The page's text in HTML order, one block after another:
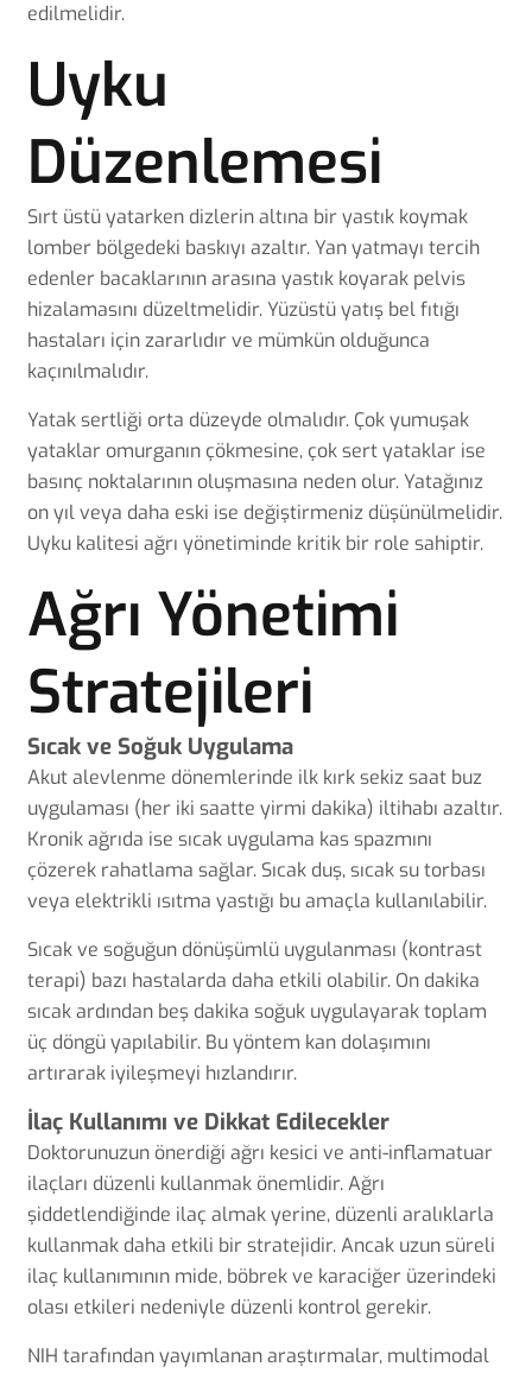
edilmelidir.
Uyku
Düzenlemesi
Sırt üstü yatarken dizlerin altına bir yastık koymak
lomber bölgedeki baskıyı azaltır. Yan yatmayı tercih
edenler bacaklarının arasına yastık koyarak pelvis
hizalamasını düzeltmelidir. Yüzüstü yatış bel fıtığı
hastaları için zararlıdır ve mümkün olduğunca
kaçınılmalıdır.
Yatak sertliği orta düzeyde olmalıdır. Çok yumuşak
yataklar omurganın çökmesine, çok sert yataklar ise
basınç noktalarının oluşmasına neden olur. Yatağınız
on yıl veya daha eski ise değiştirmeniz düşünülmelidir.
Uyku kalitesi ağrı yönetiminde kritik bir role sahiptir.
Ağrı Yönetimi
Stratejileri
Sıcak ve Soğuk Uygulama
Akut alevlenme dönemlerinde ilk kırk sekiz saat buz
uygulaması (her iki saatte yirmi dakika) iltihabı azaltır.
Kronik ağrıda ise sıcak uygulama kas spazmını
çözerek rahatlama sağlar. Sıcak duş, sıcak su torbası
veya elektrikli ısıtma yastığı bu amaçla kullanılabilir.
Sıcak ve soğuğun dönüşümlü uygulanması (kontrast
terapi) bazı hastalarda daha etkili olabilir. On dakika
sıcak ardından beş dakika soğuk uygulayarak toplam
üç döngü yapılabilir. Bu yöntem kan dolaşımını
artırarak iyileşmeyi hızlandırır.
İlaç Kullanımı ve Dikkat Edilecekler
Doktorunuzun önerdiği ağrı kesici ve anti-inflamatuar
ilaçları düzenli kullanmak önemlidir. Ağrı
şiddetlendiğinde ilaç almak yerine, düzenli aralıklarla
kullanmak daha etkili bir stratejidir. Ancak uzun süreli
ilaç kullanımının mide, böbrek ve karaciğer üzerindeki
olası etkileri nedeniyle düzenli kontrol gerekir.
NIH tarafından yayımlanan araştırmalar, multimodal